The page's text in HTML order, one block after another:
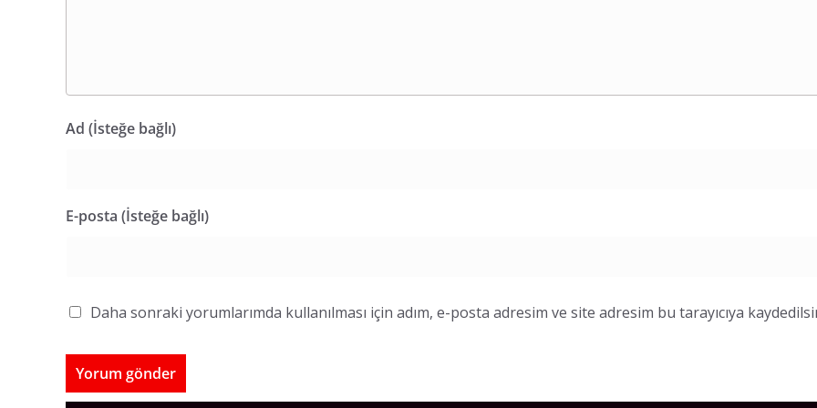
Ad (İsteğe bağlı)
E-posta (İsteğe bağlı)
Daha sonraki yorumlarımda kullanılması için adım, e-posta adresim ve site adresim bu tarayıcıya